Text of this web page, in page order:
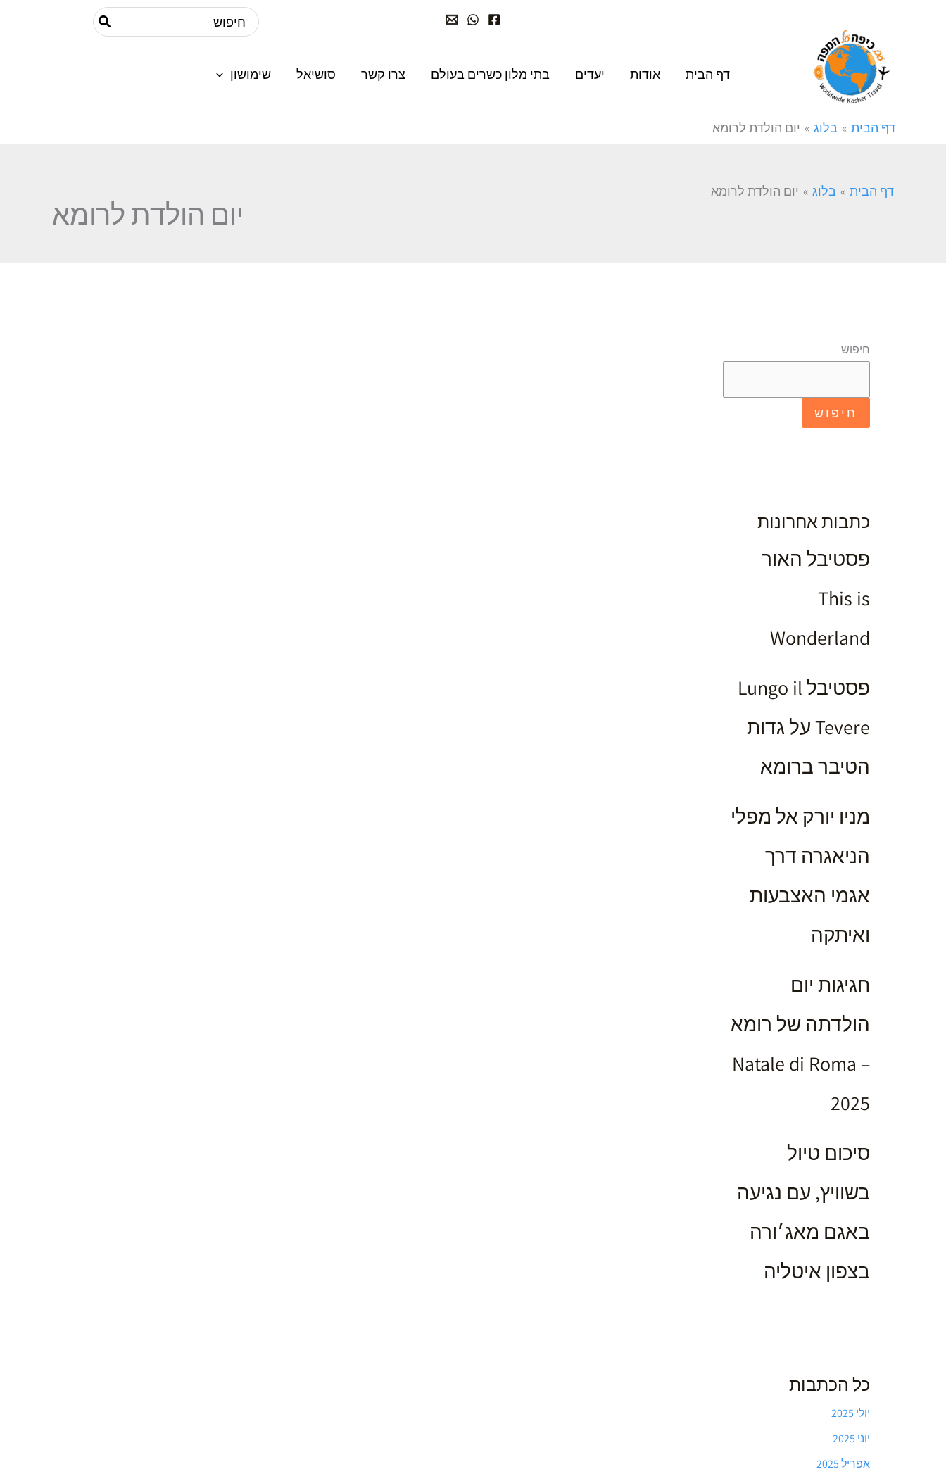
Search
for:
דף הבית אודות יעדים בתי מלון כשרים בעולם צרו קשר סושיאל שימושון
דף הבית בלוג יום הולדת לרומא
דף הבית בלוג יום הולדת לרומא
יום הולדת לרומא
חיפוש
חיפוש
כתבות אחרונות
פסטיבל האור
This is
Wonderland
פסטיבל Lungo il
Tevere על גדות
הטיבר ברומא
מניו יורק אל מפלי
הניאגרה דרך
אגמי האצבעות
ואיתקה
חגיגות יום
הולדתה של רומא
– Natale di Roma
2025
סיכום טיול
בשוויץ, עם נגיעה
באגם מאג׳ורה
בצפון איטליה
כל הכתבות
יולי 2025
יוני 2025
אפריל 2025